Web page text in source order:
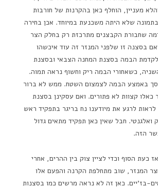
מעניין, הוחלף כאן בהקרנות של חורבות
שלא היתה משכנעת במיוחד. אכן בחירה
שחבורת הקבצנים מתרכזת רק בחלק הצר
בסצנה זו שלפני המנזר זה עוד איכשהו
לקדמת הבמה בסצנת המחנה הצבאי ובסצנת
כשאחורי הבמה ריק וחשוף נראה תמוה.
מסך באמצע הבמה לצמצום השטח. ממש לא ברור
קצוות לא פתורים. ואם עסקינן בסצנת
לראות לרגע את מיודענו נח בריגר בתפקיד ראש
ואלגנטי. חבל שאין כאן תפקיד מתאים גדול
הזה.
כעת הסוף וכדי לציין צוק בין ההרים, אחרי
המנזר, שוב מתחלפת הקרנה והפעם אלו
בז'יים. כאן זה לא נראה מרשים כמו בסצנות